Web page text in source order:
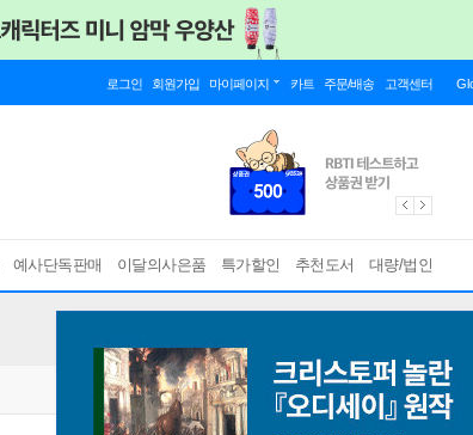
로그인 회원가입 마이페이지 카트 주문/배송 고객센터
예사단독판매 이달의사은품 특가할인 추천도서 대량/법인